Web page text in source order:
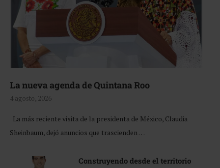
La nueva agenda de Quintana Roo
4 agosto, 2026
La más reciente visita de la presidenta de México, Claudia
Sheinbaum, dejó anuncios que trascienden …
Construyendo desde el territorio